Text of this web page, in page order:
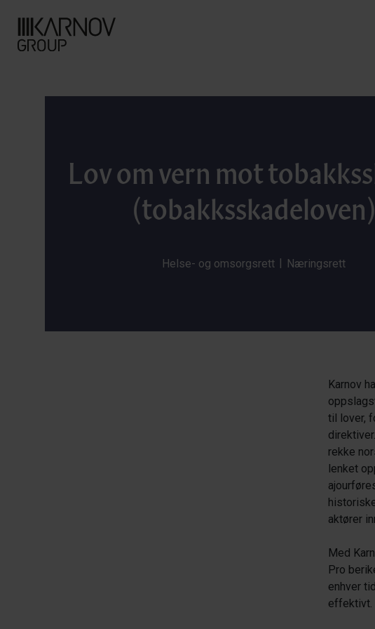
Lov om vern mot
(tobakksskadeloven)
|
Karnov
til lover,
rekke
lenket
aktører
Med
Pro
enhver
effektivt.